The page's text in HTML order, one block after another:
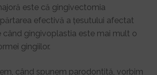
este că gingivectomia
efectivă a țesutului afectat
când gingivoplastia este mai mult o
gingiilor.
când spunem parodontită, vorbim